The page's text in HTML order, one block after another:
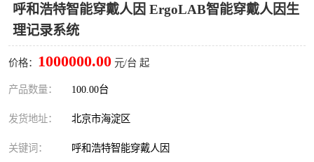
呼和浩特智能穿戴人因 ErgoLAB智能穿戴人因生
理记录系统
价格： 1000000.00 元/台 起
产品数量： 100.00台
发货地址： 北京市海淀区
关键词： 呼和浩特智能穿戴人因